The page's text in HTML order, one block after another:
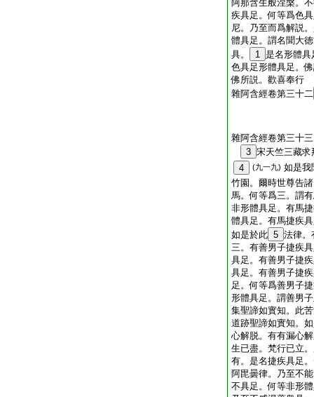
阿那含生般涅槃。
疾具足。何等爲色
尼。乃至而爲解説
體具足。謂名聞大
具。
1 是名形體具
色具足形體具足。
佛所説。歡喜奉行
雜阿含經卷第三十二
雜阿含經卷第三十三
3 宋天竺三藏
4
(九一九) 如是我
竹園。爾時世尊告
馬。何等爲三。謂
非形體具足。有馬
體具足。有馬捷疾
如是於此 5 法律。
三。有善男子捷疾
具足。有善男子捷
具足。有善男子捷
足。何等爲善男子
形體具足。謂善男
集聖諦如實知。此
道跡聖諦如實知。
心解脱。有有漏心
生已盡。梵行已立
有。是名捷疾具足
阿毘曇律。乃至不
不具足。何等非形